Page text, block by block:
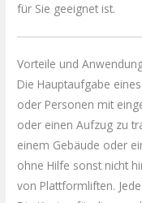
für Sie geeignet ist.
Vorteile und
Die Hauptaufgabe
oder Personen mit
oder einen Aufzug zu
einem Gebäude oder
ohne Hilfe sonst nicht
von Plattformliften.